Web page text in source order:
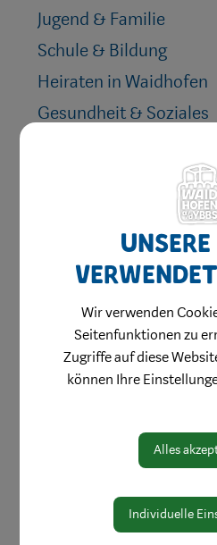
Jugend & Familie
Schule & Bildung
Heiraten in Waidhofen
Gesundheit & Soziales
Sport & Freizeit
Tradition
Kinder & Jugend
Im Alter
Kunst & Kultur
Feuerwehren &
Unsere
Wir verwenden
Seitenfunktionen zu
Zugriffe auf diese
können Ihre
Alles
Individuelle